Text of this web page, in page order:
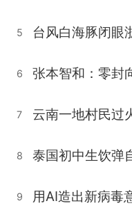
5
6 张本智和：零封
7
8 泰国初中生饮弹
9 用AI造出新病毒